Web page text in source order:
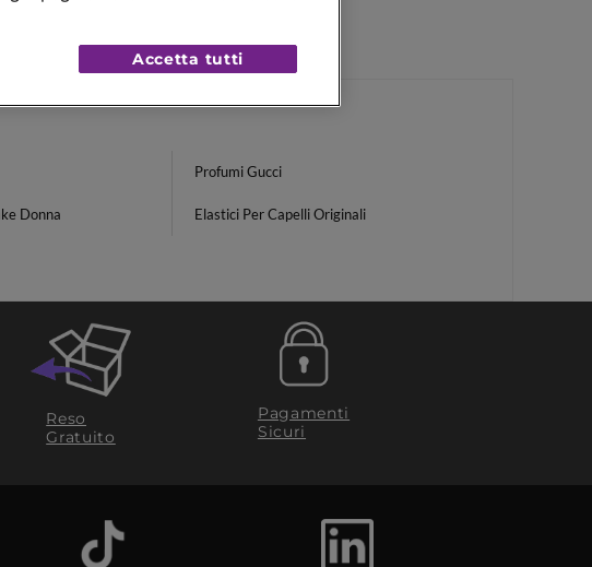
Profumi Gucci
Donna Elastici Per Capelli Originali
Reso
Gratuito
Pagamenti
Sicuri
Accetta tutti